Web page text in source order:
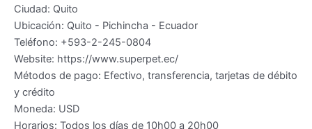
Ciudad: Quito
Ubicación: Quito - Pichincha - Ecuador
Teléfono: +593-2-245-0804
Website: https://www.superpet.ec/
Métodos de pago: Efectivo, transferencia, tarjetas de débito
y crédito
Moneda: USD
Horarios: Todos los días de 10h00 a 20h00